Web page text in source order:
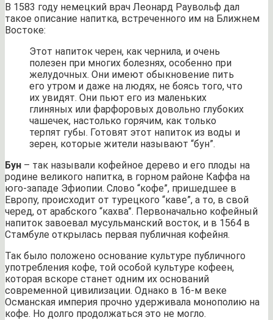
В 1583 году немецкий врач Леонард Раувольф дал
такое описание напитка, встреченного им на Ближнем
Востоке:
Этот напиток черен, как чернила, и очень
полезен при многих болезнях, особенно при
желудочных. Они имеют обыкновение пить
его утром и даже на людях, не боясь того, что
их увидят. Они пьют его из маленьких
глиняных или фарфоровых довольно глубоких
чашечек, настолько горячим, как только
терпят губы. Готовят этот напиток из воды и
зерен, которые жители называют “бун”.
Бун – так называли кофейное дерево и его плоды на
родине великого напитка, в горном районе Каффа на
юго-западе Эфиопии. Слово “кофе”, пришедшее в
Европу, происходит от турецкого “каве”, а то, в свой
черед, от арабского “кахва”. Первоначально кофейный
напиток завоевал мусульманский восток, и в 1564 в
Стамбуле открылась первая публичная кофейня.
Так было положено основание культуре публичного
употребления кофе, той особой культуре кофеен,
которая вскоре станет одним их оснований
современной цивилизации. Однако в 16-м веке
Османская империя прочно удерживала монополию на
кофе. Но долго продолжаться это не могло.